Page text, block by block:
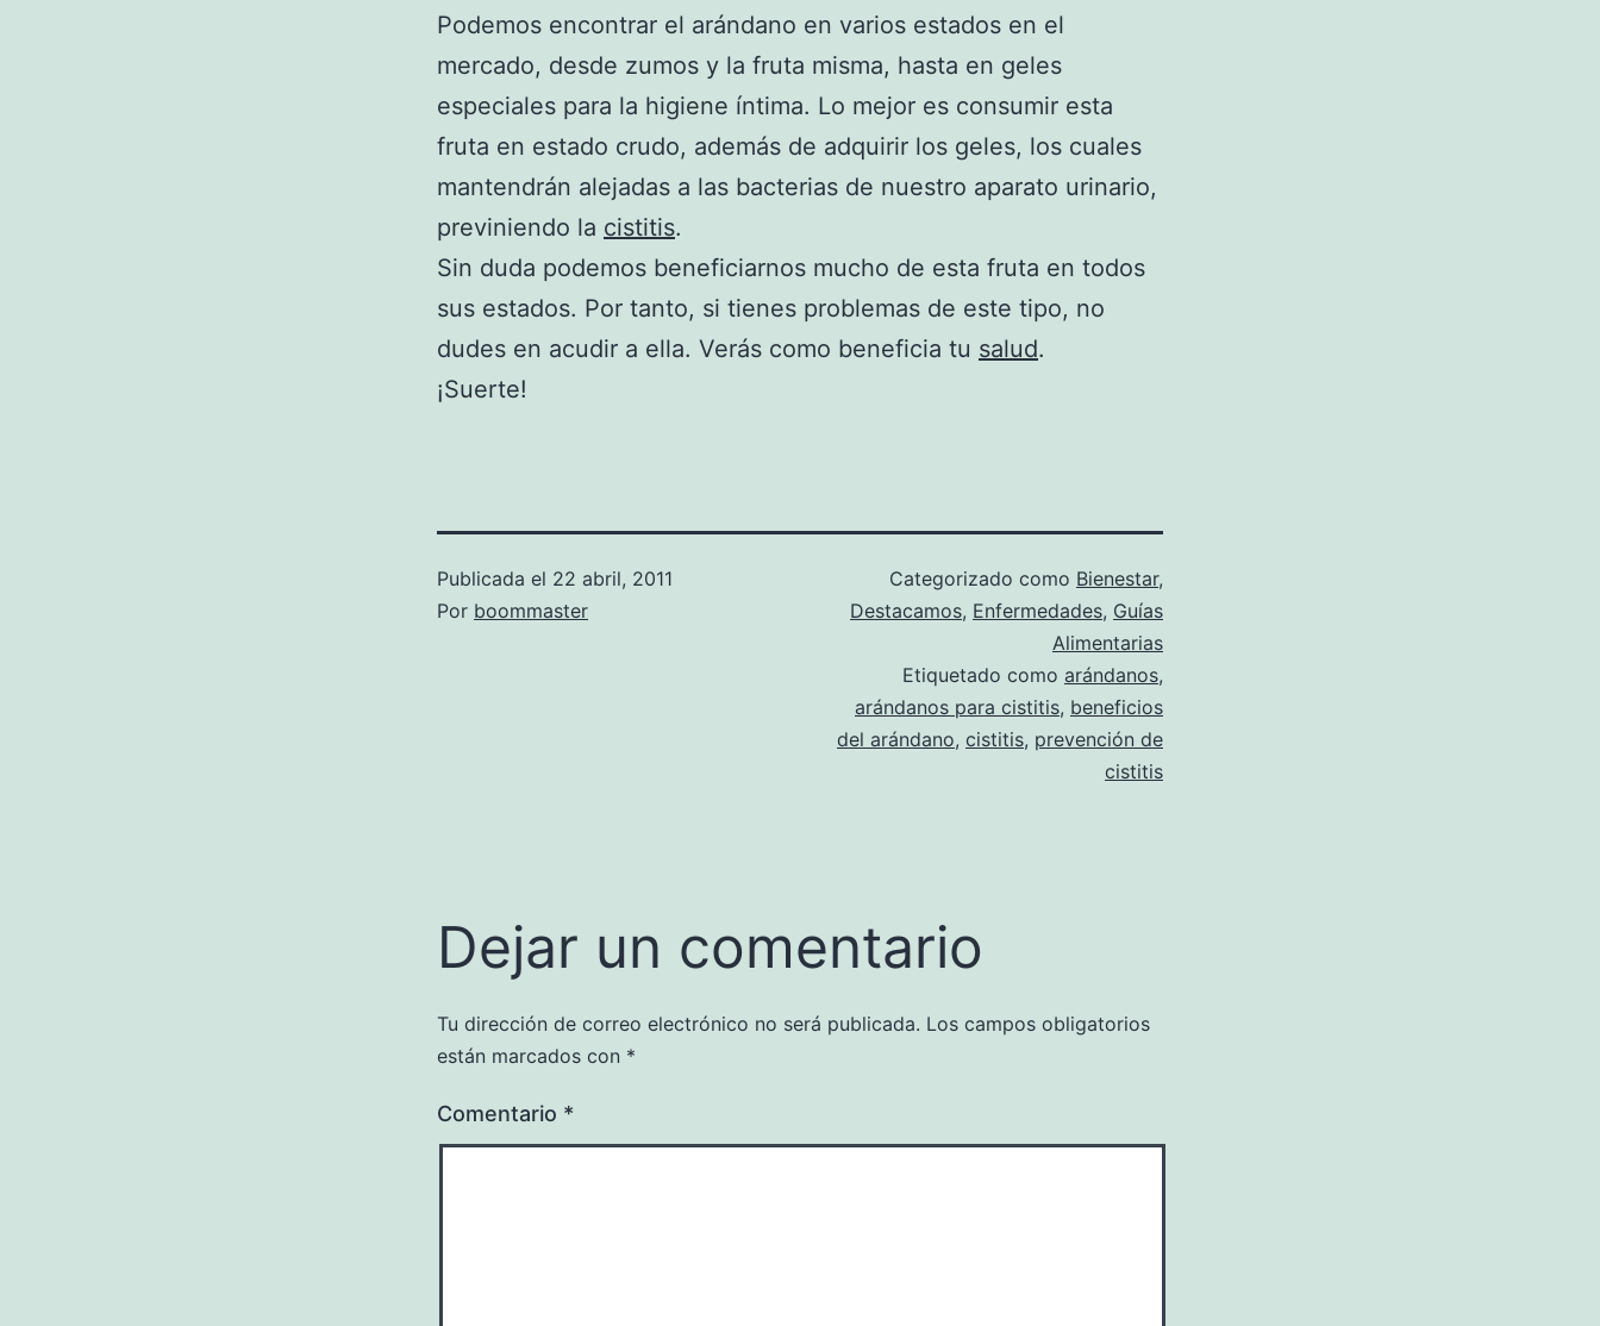
Podemos encontrar el arándano en varios estados en el
mercado, desde zumos y la fruta misma, hasta en geles
especiales para la higiene íntima. Lo mejor es consumir esta
fruta en estado crudo, además de adquirir los geles, los cuales
mantendrán alejadas a las bacterias de nuestro aparato urinario,
previniendo la cistitis.
Sin duda podemos beneficiarnos mucho de esta fruta en todos
sus estados. Por tanto, si tienes problemas de este tipo, no
dudes en acudir a ella. Verás como beneficia tu salud.
¡Suerte!
Publicada el 22 abril, 2011
Por boommaster
Categorizado como Bienestar,
Destacamos, Enfermedades, Guías
Alimentarias
Etiquetado como arándanos,
arándanos para cistitis, beneficios
del arándano, cistitis, prevención de
cistitis
Dejar un comentario
Tu dirección de correo electrónico no será publicada. Los campos obligatorios
están marcados con *
Comentario *